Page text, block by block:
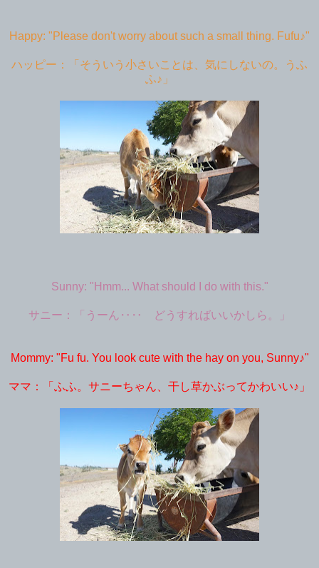
Happy: "Please don't worry about such a small thing. Fufu♪"
ハッピー：「そういう小さいことは、気にしないの。うふ
ふ♪」
Sunny: "Hmm... What should I do with this."
サニー：「うーん‥‥ どうすればいいかしら。」
Mommy: "Fu fu. You look cute with the hay on you, Sunny♪"
ママ：「ふふ。サニーちゃん、干し草かぶってかわいい♪」